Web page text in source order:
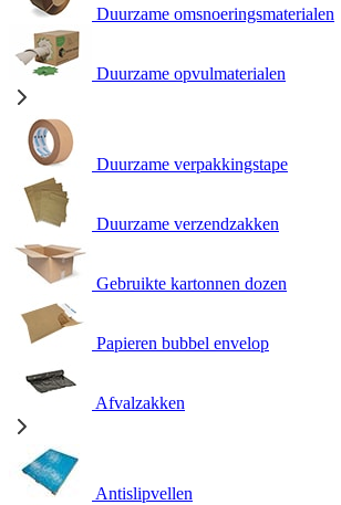
Duurzame omsnoeringsmaterialen
Duurzame opvulmaterialen
Duurzame verpakkingstape
Duurzame verzendzakken
Gebruikte kartonnen dozen
Papieren bubbel envelop
Afvalzakken
Antislipvellen